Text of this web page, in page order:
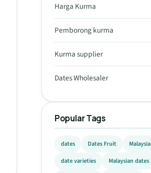
Harga Kurma
Pemborong kurma
Kurma supplier
Dates Wholesaler
Popular Tags
dates Dates Fruit
Malaysia
date varieties
Malaysian dates